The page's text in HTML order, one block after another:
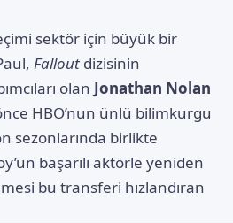
sektör için büyük bir
Fallout dizisinin
olan Jonathan Nolan
HBO’nun ünlü bilimkurgu
sezonlarında birlikte
başarılı aktörle yeniden
bu transferi hızlandıran